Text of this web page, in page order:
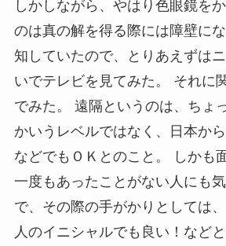
しかしながら、やはり色眼鏡を
のは真の解を得る際には障壁に
知していたので、とりあえずは
いでテレビを見てみた。 それに
でみた。 遠隔というのは、ちょ
かいうレベルではなく、日本か
などでもＯＫとのこと。 しかも
一度もあったことがない人にも
で、その際の手がかりとしては
人のイニシャルでも良い！など